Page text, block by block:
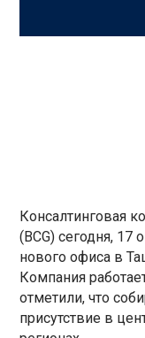
Консалтинговая
(BCG) сегодня, 17
нового офиса в
Компания
отметили, что
присутствие в